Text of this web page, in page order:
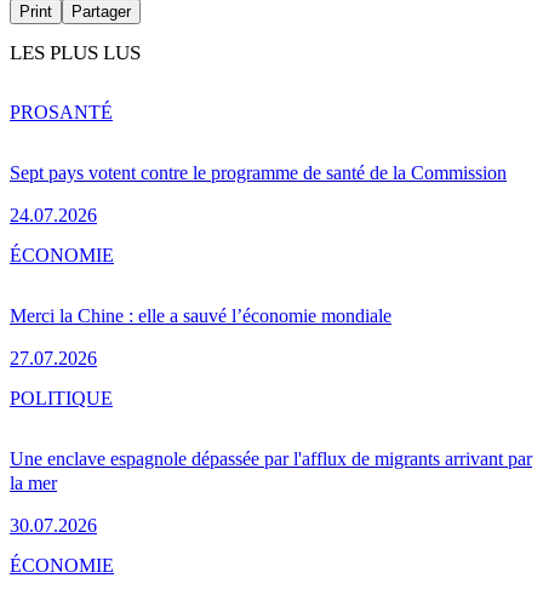
Print Partager
LES PLUS LUS
Sept pays votent contre le programme de santé de la Commission
24.07.2026
PROSANTÉ
Merci la Chine : elle a sauvé l’économie mondiale
27.07.2026
ÉCONOMIE
Une enclave espagnole dépassée par l'afflux de migrants arrivant par
la mer
30.07.2026
POLITIQUE
ÉCONOMIE